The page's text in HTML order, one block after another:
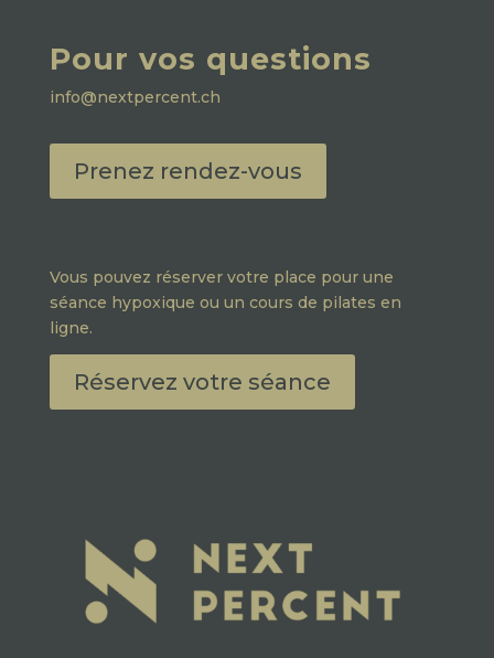
Pour vos questions
info@nextpercent.ch
Prenez rendez-vous
Vous pouvez réserver votre place pour une
séance hypoxique ou un cours de pilates en
ligne.
Réservez votre séance